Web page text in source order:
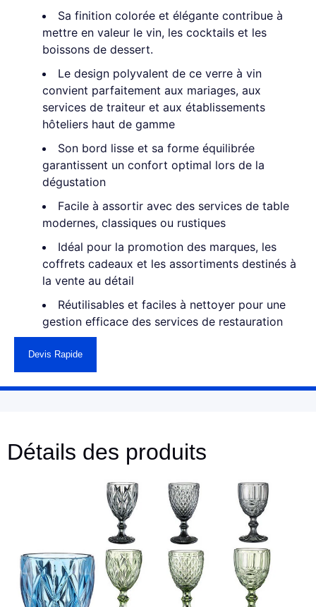
Sa finition colorée et élégante contribue à
mettre en valeur le vin, les cocktails et les
boissons de dessert.
Le design polyvalent de ce verre à vin
convient parfaitement aux mariages, aux
services de traiteur et aux établissements
hôteliers haut de gamme
Son bord lisse et sa forme équilibrée
garantissent un confort optimal lors de la
dégustation
Facile à assortir avec des services de table
modernes, classiques ou rustiques
Idéal pour la promotion des marques, les
coffrets cadeaux et les assortiments destinés à
la vente au détail
Réutilisables et faciles à nettoyer pour une
gestion efficace des services de restauration
Devis Rapide
Détails des produits